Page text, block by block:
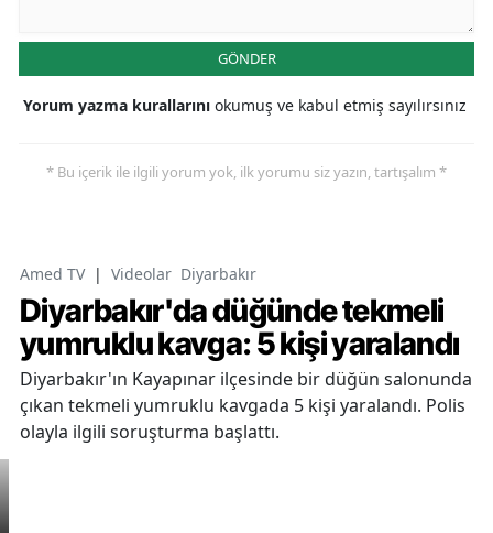
GÖNDER
Yorum yazma kurallarını okumuş ve kabul etmiş sayılırsınız
* Bu içerik ile ilgili yorum yok, ilk yorumu siz yazın, tartışalım *
Amed TV | Videolar Diyarbakır
Diyarbakır'da düğünde tekmeli
yumruklu kavga: 5 kişi yaralandı
Diyarbakır'ın Kayapınar ilçesinde bir düğün salonunda
çıkan tekmeli yumruklu kavgada 5 kişi yaralandı. Polis
olayla ilgili soruşturma başlattı.